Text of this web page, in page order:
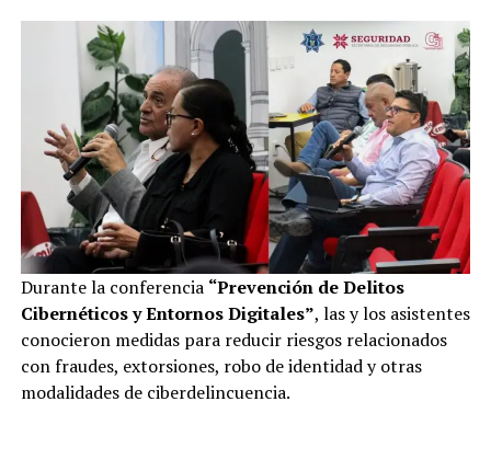
Durante la conferencia “Prevención de Delitos
Cibernéticos y Entornos Digitales”, las y los asistentes
conocieron medidas para reducir riesgos relacionados
con fraudes, extorsiones, robo de identidad y otras
modalidades de ciberdelincuencia.